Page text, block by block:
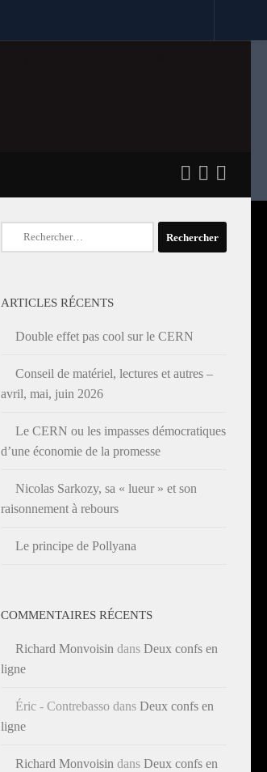
Rechercher :
ARTICLES RÉCENTS
Double effet pas cool sur le CERN
Conseil de matériel, lectures et autres –
avril, mai, juin 2026
Le CERN ou les impasses démocratiques
d’une économie de la promesse
Nicolas Sarkozy, sa « lueur » et son
raisonnement à rebours
Le principe de Pollyana
COMMENTAIRES RÉCENTS
Richard Monvoisin dans Deux confs en
ligne
Éric - Contrebasso dans Deux confs en
ligne
Richard Monvoisin dans Deux confs en